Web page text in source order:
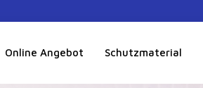
Online Angebot Schutzmaterial